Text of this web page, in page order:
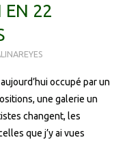
EN 22
occupé par un
une galerie un
changent, les
que j’y ai vues